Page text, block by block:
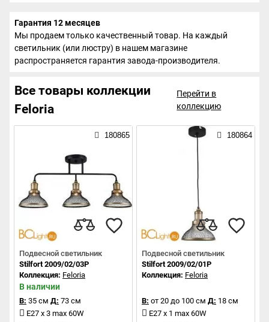
Гарантия 12 месяцев
Мы продаем только качественный товар. На каждый
светильник (или люстру) в нашем магазине
распространяется гарантия завода-производителя.
Все товары коллекции
Feloria
Перейти в
коллекцию
180865
Подвесной светильник
Stilfort 2009/02/03P
Коллекция: Feloria
В наличии
В: 35 см Д: 73 см
E27 x 3 max 60W
180864
Подвесной светильник
Stilfort 2009/02/01P
Коллекция: Feloria
В: от 20 до 100 см Д: 18 см
E27 x 1 max 60W